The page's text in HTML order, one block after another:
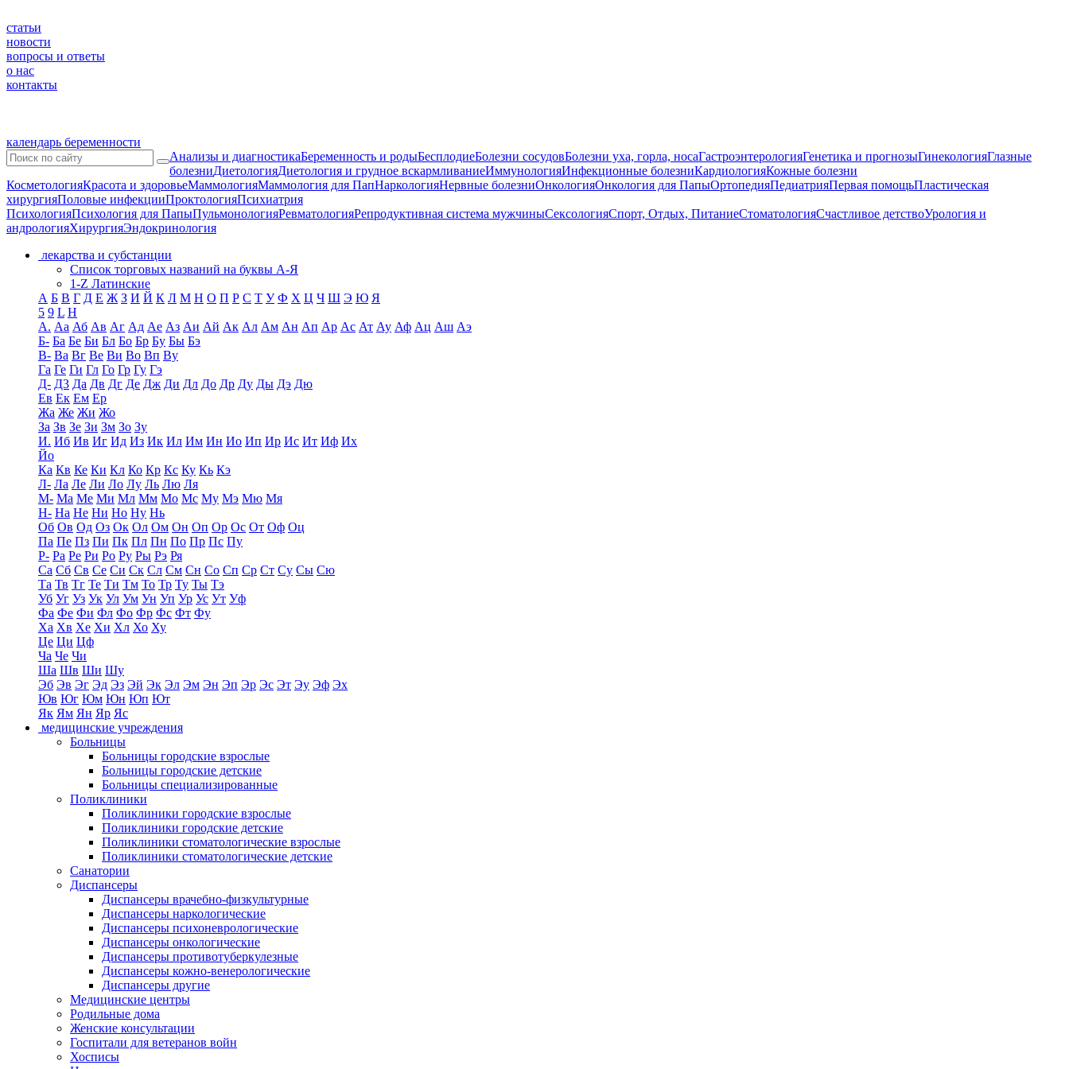
статьи
новости
вопросы и ответы
о нас
контакты
календарь беременности
Анализы и диагностикаБеременность и родыБесплодиеБолезни сосудовБолезни уха, горла, носаГастроэнтерологияГенетика и прогнозыГинекологияГлазные
болезниДиетологияДиетология и грудное вскармливаниеИммунологияИнфекционные болезниКардиологияКожные болезни
КосметологияКрасота и здоровьеМаммологияМаммология для ПапНаркологияНервные болезниОнкологияОнкология для ПапыОртопедияПедиатрияПервая помощьПластическая
хирургияПоловые инфекцииПроктологияПсихиатрия
ПсихологияПсихология для ПапыПульмонологияРевматологияРепродуктивная система мужчиныСексологияСпорт, Отдых, ПитаниеСтоматологияСчастливое детствоУрология и
андрологияХирургияЭндокринология
лекарства и субстанции
Список торговых названий на буквы А-Я
1-Z Латинские
А Б В Г Д Е Ж З И Й К Л М Н О П Р С Т У Ф Х Ц Ч Ш Э Ю Я
5 9 L H
А. Аа Аб Ав Аг Ад Ае Аз Аи Ай Ак Ал Ам Ан Ап Ар Ас Ат Ау Аф Ац Аш Аэ
Б- Ба Бе Би Бл Бо Бр Бу Бы Бэ
В- Ва Вг Ве Ви Во Вп Ву
Га Ге Ги Гл Го Гр Гу Гэ
Д- Д3 Да Дв Дг Де Дж Ди Дл До Др Ду Ды Дэ Дю
Ев Ек Ем Ер
Жа Же Жи Жо
За Зв Зе Зи Зм Зо Зу
И. Иб Ив Иг Ид Из Ик Ил Им Ин Ио Ип Ир Ис Ит Иф Их
Йо
Ка Кв Ке Ки Кл Ко Кр Кс Ку Кь Кэ
Л- Ла Ле Ли Ло Лу Ль Лю Ля
М- Ма Ме Ми Мл Мм Мо Мс Му Мэ Мю Мя
Н- На Не Ни Но Ну Нь
Об Ов Од Оз Ок Ол Ом Он Оп Ор Ос От Оф Оц
Па Пе Пз Пи Пк Пл Пн По Пр Пс Пу
Р- Ра Ре Ри Ро Ру Ры Рэ Ря
Са Сб Св Се Си Ск Сл См Сн Со Сп Ср Ст Су Сы Сю
Та Тв Тг Те Ти Тм То Тр Ту Ты Тэ
Уб Уг Уз Ук Ул Ум Ун Уп Ур Ус Ут Уф
Фа Фе Фи Фл Фо Фр Фс Фт Фу
Ха Хв Хе Хи Хл Хо Ху
Це Ци Цф
Ча Че Чи
Ша Шв Ши Шу
Эб Эв Эг Эд Эз Эй Эк Эл Эм Эн Эп Эр Эс Эт Эу Эф Эх
Юв Юг Юм Юн Юп Ют
Як Ям Ян Яр Яс
медицинские учреждения
Больницы
Больницы городские взрослые
Больницы городские детские
Больницы специализированные
Поликлиники
Поликлиники городские взрослые
Поликлиники городские детские
Поликлиники стоматологические взрослые
Поликлиники стоматологические детские
Санатории
Диспансеры
Диспансеры врачебно-физкультурные
Диспансеры наркологические
Диспансеры психоневрологические
Диспансеры онкологические
Диспансеры противотуберкулезные
Диспансеры кожно-венерологические
Диспансеры другие
Медицинские центры
Родильные дома
Женские консультации
Госпитали для ветеранов войн
Хосписы